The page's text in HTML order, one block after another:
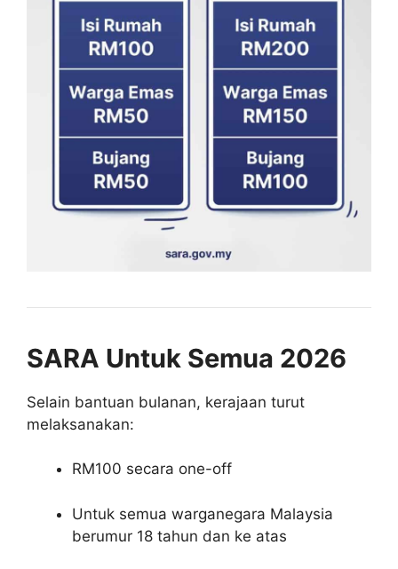
SARA Untuk Semua 2026
Selain bantuan bulanan, kerajaan turut
melaksanakan:
RM100 secara one-off
Untuk semua warganegara Malaysia
berumur 18 tahun dan ke atas